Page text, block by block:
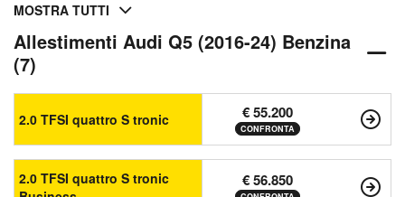
MOSTRA TUTTI
Allestimenti Audi Q5 (2016-24) Benzina
(7)
2.0 TFSI quattro S tronic € 55.200
CONFRONTA
2.0 TFSI quattro S tronic
€ 56.850